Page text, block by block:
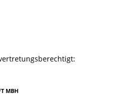
MBH